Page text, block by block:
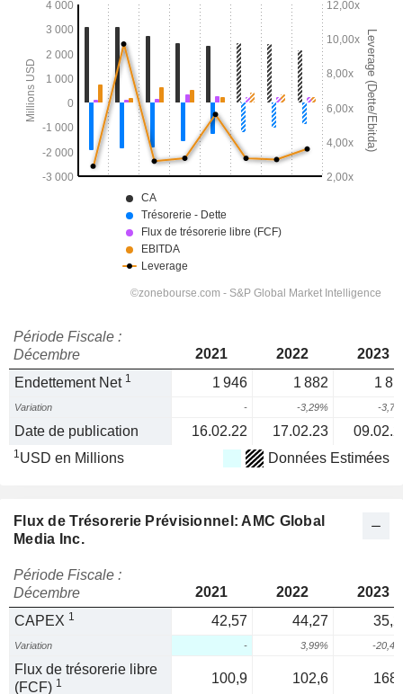
Période Fiscale :
Décembre
2021 2022
2023
Endettement Net 1 1 946 1 882 1
Variation - -3,29% -
Date de publication 16.02.22 17.02.23
1USD en Millions Données Estimées
Flux de Trésorerie Prévisionnel: AMC Global
Media Inc.
Période Fiscale :
Décembre
2021 2022
2023
CAPEX 1 42,57 44,27
Variation - 3,99% -
Flux de trésorerie libre
(FCF) 1 100,9 102,6